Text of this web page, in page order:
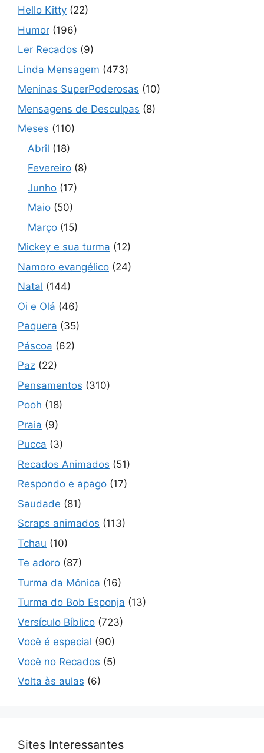
Hello Kitty (22)
Humor (196)
Ler Recados (9)
Linda Mensagem (473)
Meninas SuperPoderosas (10)
Mensagens de Desculpas (8)
Meses (110)
Abril (18)
Fevereiro (8)
Junho (17)
Maio (50)
Março (15)
Mickey e sua turma (12)
Namoro evangélico (24)
Natal (144)
Oi e Olá (46)
Paquera (35)
Páscoa (62)
Paz (22)
Pensamentos (310)
Pooh (18)
Praia (9)
Pucca (3)
Recados Animados (51)
Respondo e apago (17)
Saudade (81)
Scraps animados (113)
Tchau (10)
Te adoro (87)
Turma da Mônica (16)
Turma do Bob Esponja (13)
Versículo Bíblico (723)
Você é especial (90)
Você no Recados (5)
Volta às aulas (6)
Sites Interessantes